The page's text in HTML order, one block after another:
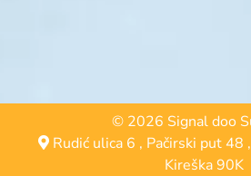
© 2026 Signal doo
Rudić ulica 6 , Pačirski put 48 ,
Kireška 90K